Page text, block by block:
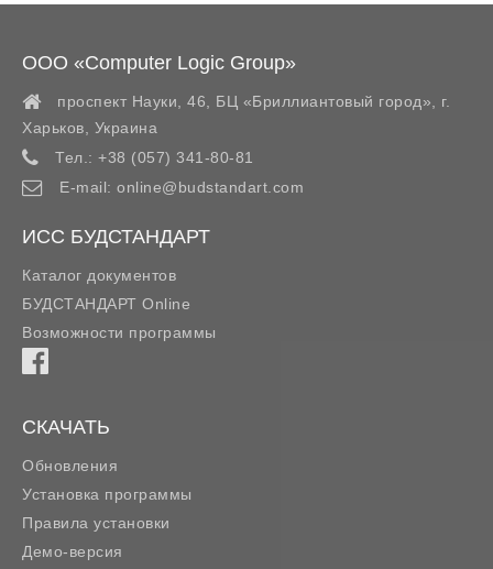
ООО «Computer Logic Group»
проспект Науки, 46, БЦ «Бриллиантовый город»,
г.
Харьков
Украина
Тел.: +38 (057) 341-80-81
E-mail: online@budstandart.com
ИСС БУДСТАНДАРТ
Каталог документов
БУДСТАНДАРТ Online
Возможности программы
СКАЧАТЬ
Обновления
Установка программы
Правила установки
Демо-версия